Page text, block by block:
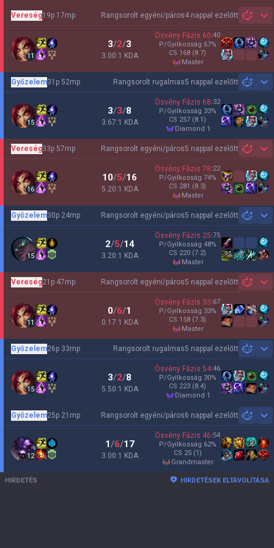
Rangsorolt egyéni/páros4 nappal ezelőtt
Vereség19p 17mp
11
3/2/3
3.00:1 KDA
Ösvény Fázis 60:40
P/Gyilkosság 67%
CS 168 (8.7)
master
Rangsorolt rugalmas5 nappal ezelőtt
Győzelem31p 52mp
15
3/3/8
3.67:1 KDA
Ösvény Fázis 68:32
P/Gyilkosság 33%
CS 257 (8.1)
diamond 1
Rangsorolt egyéni/páros5 nappal ezelőtt
Vereség33p 57mp
16
10/5/16
5.20:1 KDA
Ösvény Fázis 78:22
P/Gyilkosság 74%
CS 281 (8.3)
master
Rangsorolt egyéni/páros5 nappal ezelőtt
Győzelem30p 24mp
15
2/5/14
3.20:1 KDA
Ösvény Fázis 25:75
P/Gyilkosság 48%
CS 220 (7.2)
master
Rangsorolt egyéni/páros5 nappal ezelőtt
Vereség21p 47mp
11
0/6/1
0.17:1 KDA
Ösvény Fázis 33:67
P/Gyilkosság 33%
CS 158 (7.3)
master
Rangsorolt rugalmas5 nappal ezelőtt
Győzelem26p 33mp
15
3/2/8
5.50:1 KDA
Ösvény Fázis 54:46
P/Gyilkosság 30%
CS 223 (8.4)
diamond 1
Rangsorolt egyéni/páros6 nappal ezelőtt
Győzelem25p 21mp
12
1/6/17
3.00:1 KDA
Ösvény Fázis 46:54
P/Gyilkosság 62%
CS 25 (1)
grandmaster
HIRDETÉS HIRDETÉSEK ELTÁVOLÍTÁSA